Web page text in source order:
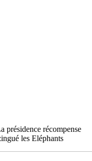
présidence récompense
les Eléphants